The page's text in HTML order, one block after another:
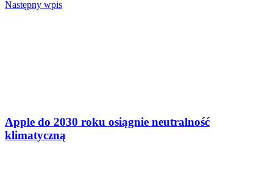
Następny wpis
Apple do 2030 roku osiągnie neutralność
klimatyczną